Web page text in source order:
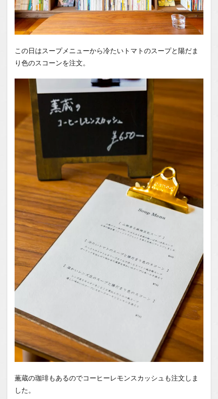
この日はスープメニューから冷たいトマトのスープと陽だま
り色のスコーンを注文。
薫蔵の珈琲もあるのでコーヒーレモンスカッシュも注文しま
した。